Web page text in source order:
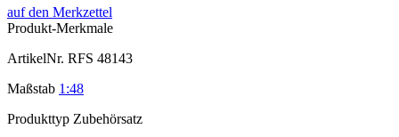
auf den Merkzettel
Produkt-Merkmale
ArtikelNr. RFS 48143
Maßstab 1:48
Produkttyp Zubehörsatz